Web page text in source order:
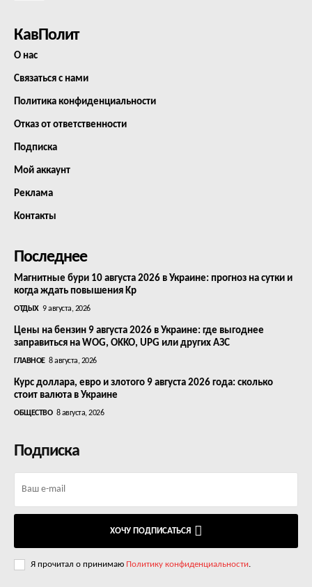
КавПолит
О нас
Связаться с нами
Политика конфиденциальности
Отказ от ответственности
Подписка
Мой аккаунт
Реклама
Контакты
Последнее
Магнитные бури 10 августа 2026 в Украине: прогноз на сутки и
когда ждать повышения Kp
ОТДЫХ 9 августа, 2026
Цены на бензин 9 августа 2026 в Украине: где выгоднее
заправиться на WOG, OKKO, UPG или других АЗС
ГЛАВНОЕ 8 августа, 2026
Курс доллара, евро и злотого 9 августа 2026 года: сколько
стоит валюта в Украине
ОБЩЕСТВО 8 августа, 2026
Подписка
ХОЧУ ПОДПИСАТЬСЯ
Я прочитал о принимаю Политику конфиденциальности.